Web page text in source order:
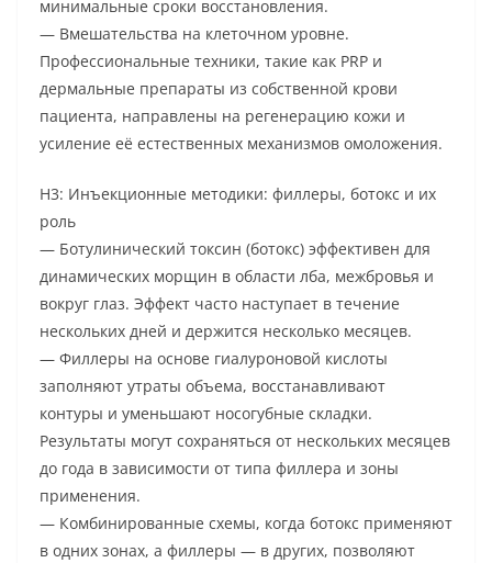
минимальные сроки восстановления.
— Вмешательствa на клеточном уровне.
Профессиональные техники, такие как PRP и
дермальные препараты из собственной крови
пациента, направлены на регенерацию кожи и
усиление её естественных механизмов омоложения.
H3: Инъекционные методики: филлеры, ботокс и их
роль
— Ботулинический токсин (ботокс) эффективен для
динамических морщин в области лба, межбровья и
вокруг глаз. Эффект часто наступает в течение
нескольких дней и держится несколько месяцев.
— Филлеры на основе гиалуроновой кислоты
заполняют утраты объема, восстанавливают
контуры и уменьшают носогубные складки.
Результаты могут сохраняться от нескольких месяцев
до года в зависимости от типа филлера и зоны
применения.
— Комбинированные схемы, когда ботокс применяют
в одних зонах, а филлеры — в других, позволяют